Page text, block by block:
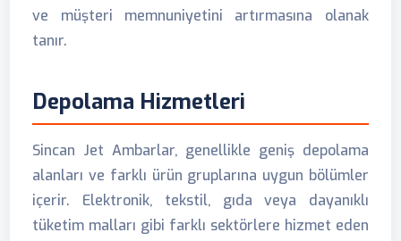
ve müşteri memnuniyetini artırmasına olanak
tanır.
Depolama Hizmetleri
Sincan Jet Ambarlar, genellikle geniş depolama
alanları ve farklı ürün gruplarına uygun bölümler
içerir. Elektronik, tekstil, gıda veya dayanıklı
tüketim malları gibi farklı sektörlere hizmet eden